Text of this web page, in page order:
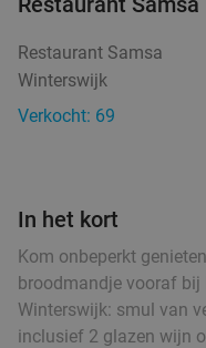
food
food
food
Warme drank +
of 10-
Zutphen
Verkocht: 183
Restaurant Samsa
Winterswijk
Verkocht: 69
In het kort
Kom onbeperkt
broodmandje vooraf
Winterswijk: smul van
inclusief 2 glazen wijn